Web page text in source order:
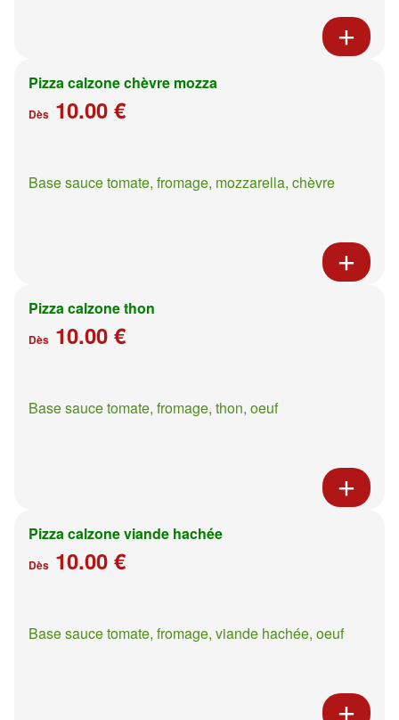
Pizza calzone chèvre mozza
Dès 10.00 €
Base sauce tomate, fromage, mozzarella, chèvre
Pizza calzone thon
Dès 10.00 €
Base sauce tomate, fromage, thon, oeuf
Pizza calzone viande hachée
Dès 10.00 €
Base sauce tomate, fromage, viande hachée, oeuf